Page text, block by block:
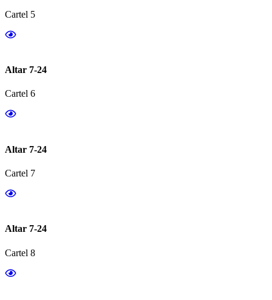
Cartel 5
Altar 7-24
Cartel 6
Altar 7-24
Cartel 7
Altar 7-24
Cartel 8